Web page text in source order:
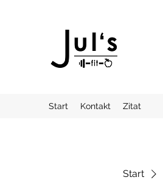
Start Kontakt Zitat
Start